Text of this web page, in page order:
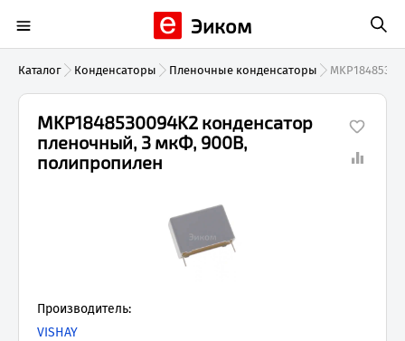
Эиком
Каталог Конденсаторы Пленочные конденсаторы
MKP1848530094K2 конденсатор
пленочный, 3 мкФ, 900В,
полипропилен
Производитель:
VISHAY